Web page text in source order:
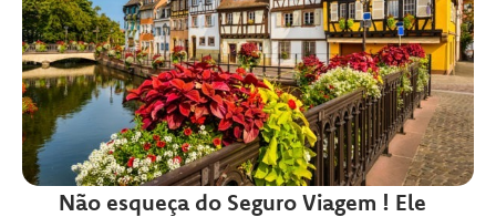
Não esqueça do Seguro Viagem ! Ele